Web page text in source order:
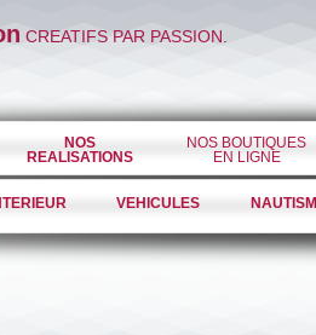
CREATIFS PAR PASSION.
NOS
REALISATIONS
NOS BOUTIQUES
EN LIGNE
VEHICULES